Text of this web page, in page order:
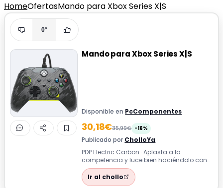
HomeOfertasMando para Xbox Series X|S
0°
Mando para Xbox Series X|S
Disponible en PcComponentes
30,18€35,99€ -16%
Publicado por CholloYa
PDP Electric Carbon · Aplasta a la
competencia y luce bien haciéndolo con
el mando con cable PDP Electric
Carbon. Con...
Ir al chollo